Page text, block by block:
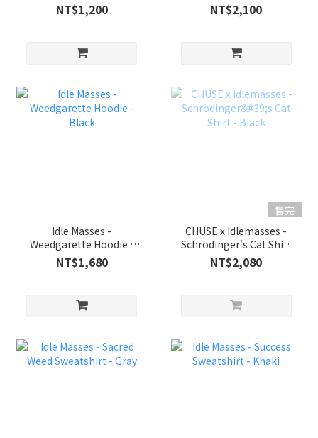
NT$1,200 NT$2,100
Idle Masses -
Weedgarette Hoodie -
Black
NT$1,680
售完
CHUSE x Idlemasses -
Schrödinger's Cat Shirt
- Black
NT$2,080